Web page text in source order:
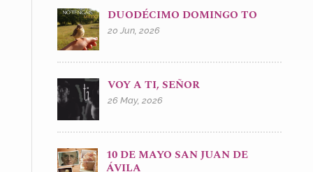
DUODÉCIMO DOMINGO TO
20 Jun, 2026
VOY A TI, SEÑOR
26 May, 2026
10 DE MAYO SAN JUAN DE
ÁVILA